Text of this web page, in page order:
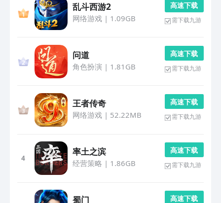
乱斗西游2
网络游戏| 1.09GB
高 速 下 载
需下载九游
问道
角色扮演 | 1.81GB
高 速 下 载
需下载九游
王者传奇
网络游戏| 52.22MB
高 速 下 载
需下载九游
4
率土之滨
经营策略 | 1.86GB
高 速 下 载
需下载九游
蜀门 高 速 下 载